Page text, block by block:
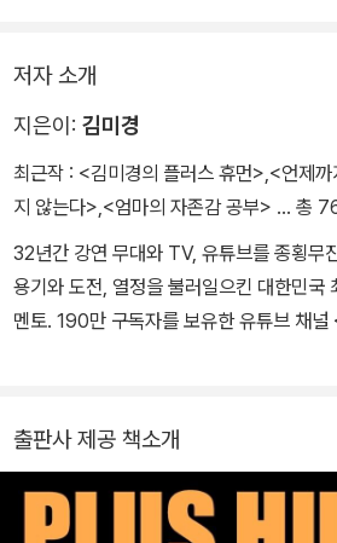
저자 소개
지은이: 김미경
최근작 : <김미경의 플러스 휴먼> <언제까
지 않는다> <엄마의 자존감 공부> … 총
32년간 강연 무대와 TV, 유튜브를 종횡무
용기와 도전, 열정을 불러일으킨 대한민국
멘토. 190만 구독자를 보유한 유튜브 채
지고 다시 일어난 경험을 통해 수많은 사람
했다. 몇 년 전 코로나 때도 마찬가지였다.
면서 회사 매출은 0원이 됐다. 그 절박함
출판사 제공 책소개